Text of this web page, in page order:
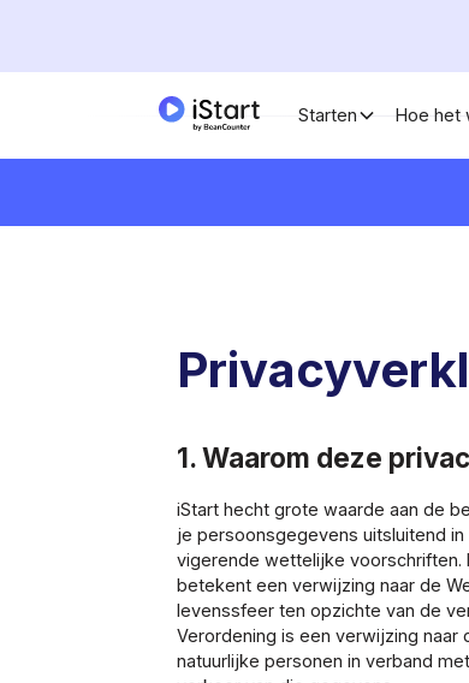
Starten Hoe het
1. Waarom deze
iStart hecht grote waarde aan de
je persoonsgegevens uitsluitend
vigerende wettelijke voorschriften.
betekent een verwijzing naar de
levenssfeer ten opzichte van de
Verordening is een verwijzing naar
natuurlijke personen in verband